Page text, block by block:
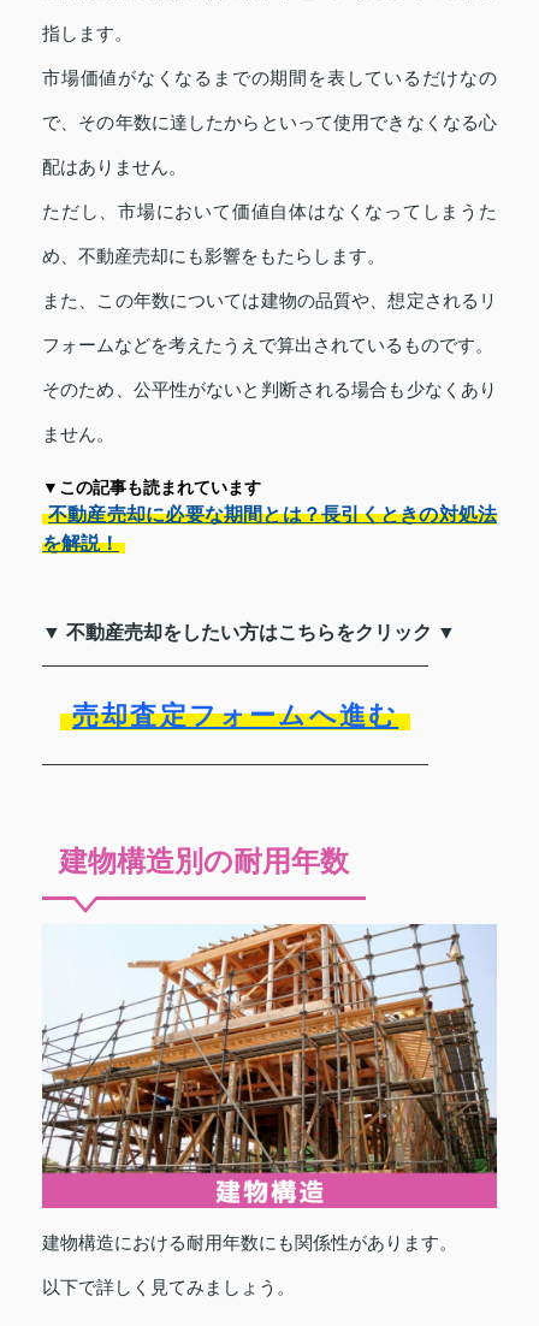
指します。
市場価値がなくなるまでの期間を表しているだけなの
で、その年数に達したからといって使用できなくなる心
配はありません。
ただし、市場において価値自体はなくなってしまうた
め、不動産売却にも影響をもたらします。
また、この年数については建物の品質や、想定されるリ
フォームなどを考えたうえで算出されているものです。
そのため、公平性がないと判断される場合も少なくあり
ません。
▼この記事も読まれています
不動産売却に必要な期間とは？長引くときの対処法
を解説！
▼ 不動産売却をしたい方はこちらをクリック ▼
売却査定フォームへ進む
建物構造別の耐用年数
建物構造における耐用年数にも関係性があります。
以下で詳しく見てみましょう。